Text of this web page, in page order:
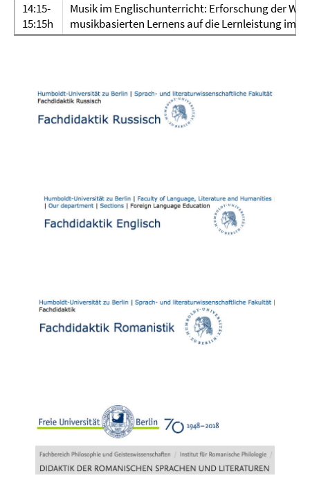
14:15-
15:15h
Musik im Englischunterricht: Erforschung der
musikbasierten Lernens auf die Lernleistung im